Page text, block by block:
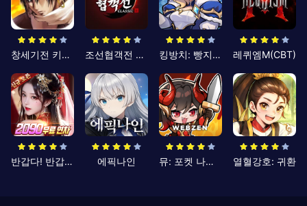
창세기전 키우기 조선협객전 클래식 킹방치: 빵지의 제왕 레퀴엠M(CBT)
반갑다! 반갑삼국지 에픽나인 뮤: 포켓 나이츠 열혈강호: 귀환